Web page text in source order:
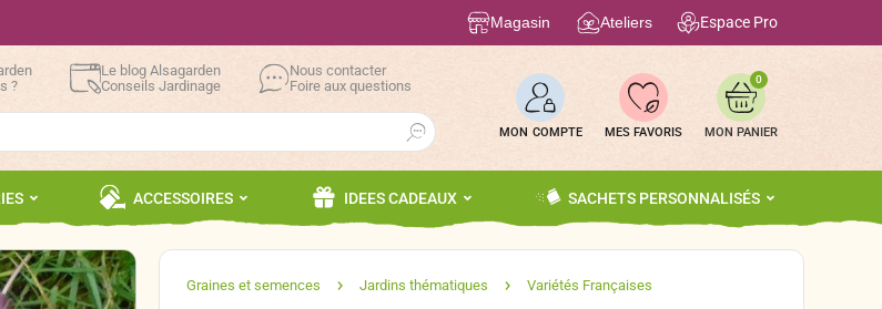
Magasin Ateliers Espace Pro
?
Le blog Alsagarden
Conseils Jardinage
Nous contacter
Foire aux questions
Search Button
MON COMPTE MES FAVORIS
0
ACCESSOIRES IDEES CADEAUX SACHETS PERSONNALISÉS